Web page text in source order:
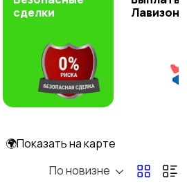
Музыкальные центры
и магнитолы
сделки
Лавизон
🌍Показать на карте
По новизне